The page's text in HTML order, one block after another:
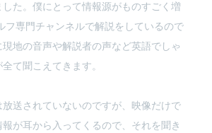
した。僕にとって情報源がものすごく増
フ専門チャンネルで解説をしているので
地の音声や解説者の声など英語でしゃ
て聞こえてきます。
送されていないのですが、映像だけで
が耳から入ってくるので、それを聞き